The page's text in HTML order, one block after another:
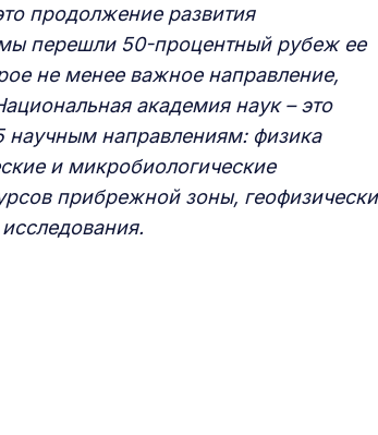
продолжение развития
перешли 50-процентный рубеж ее
не менее важное направление,
академия наук – это
научным направлениям: физика
и микробиологические
прибрежной зоны,